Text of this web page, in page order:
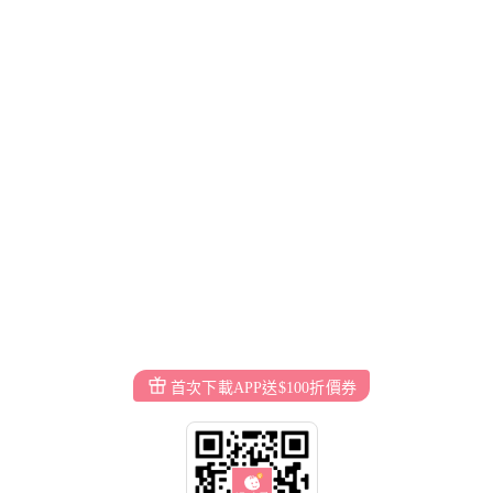
首次下載APP送$100折價券